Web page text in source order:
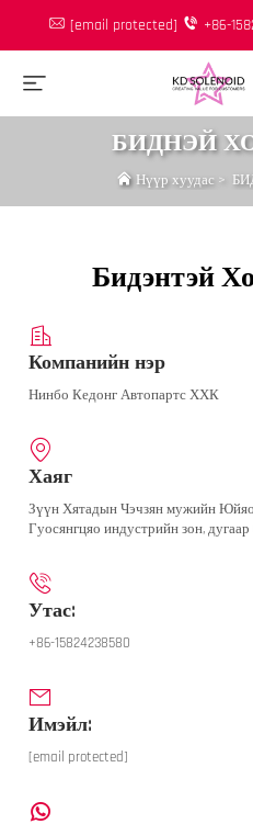
[email protected] +86-
БИДНЭЙ
Нүүр хуудас >
Бидэнтэй
Компанийн нэр
Нинбо Кедонг Автопартс ХХК
Хаяг
Зүүн Хятадын Чэчзян мужийн
Гуосянгцяо индустрийн зон, дугаар
Утас:
+86-15824238580
Имэйл:
[email protected]